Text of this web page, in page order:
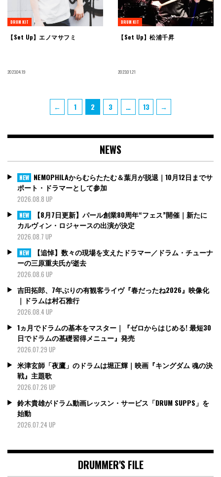
DRUM KIT
【Set Up】エノマサフミ
2023.04.19
DRUM KIT
【Set Up】松浦千昇
2023.01.21
← Page
1 Page
2 Page
3 … Page
13 →
NEWS
NEW NEMOPHILAからむらたたむ＆葉月が脱退｜10月12日までサ
ポート・ドラマーとして参加
2026.08.8 UP
NEW
【8月7日更新】パール創業80周年“フェス”開催｜新たに
カルヴィン・ロジャースの出演が決定
2026.08.7 UP
NEW
【追悼】数々の現場を支えたドラマー／ドラム・チューナ
ーの三原重夫氏が逝去
2026.08.6 UP
吉田拓郎、7年ぶりの有観客ライヴ『春だったね2026』映像化
｜ドラムは村石雅行
2026.08.4 UP
1ヵ月でドラムの基本をマスター｜『ゼロからはじめる! 最短30
日でドラムの基礎習得メニュー』発売
2026.07.29 UP
米津玄師「夜鷹」のドラムは堀正輝｜映画『キングダム 魂の決
戦』主題歌
2026.07.26 UP
鈴木貴雄がドラム動画レッスン・サービス「DRUM SUPPS」を
始動
2026.07.24 UP
DRUMMER'S FILE